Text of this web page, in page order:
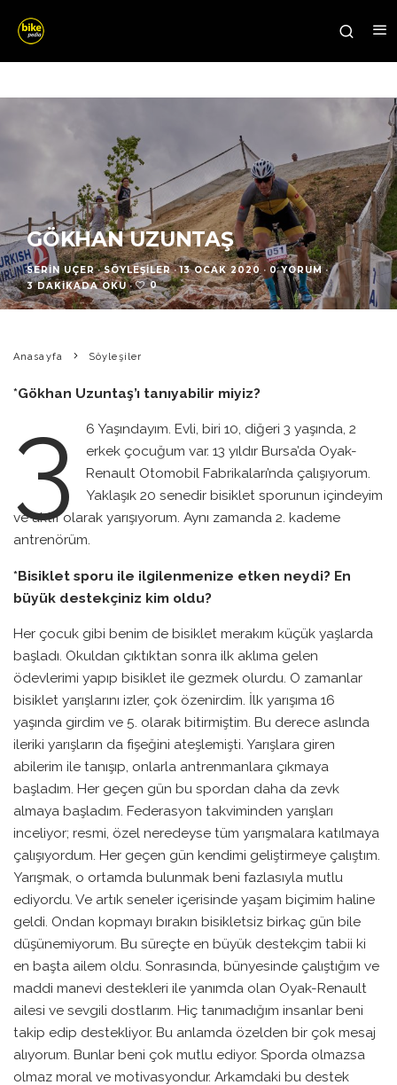
GÖKHAN UZUNTAŞ
SERIN UÇER · SÖYLEŞILER · 13 OCAK 2020 · 0 YORUM ·
3 DAKIKADA OKU · 0
Anasayfa Söyleşiler
*Gökhan Uzuntaş’ı tanıyabilir miyiz?
3
6 Yaşındayım. Evli, biri 10, diğeri 3 yaşında, 2
erkek çocuğum var. 13 yıldır Bursa’da Oyak-
Renault Otomobil Fabrikaları’nda çalışıyorum.
Yaklaşık 20 senedir bisiklet sporunun içindeyim
ve aktif olarak yarışıyorum. Aynı zamanda 2. kademe
antrenörüm.
*Bisiklet sporu ile ilgilenmenize etken neydi? En
büyük destekçiniz kim oldu?
Her çocuk gibi benim de bisiklet merakım küçük yaşlarda
başladı. Okuldan çıktıktan sonra ilk aklıma gelen
ödevlerimi yapıp bisiklet ile gezmek olurdu. O zamanlar
bisiklet yarışlarını izler, çok özenirdim. İlk yarışıma 16
yaşında girdim ve 5. olarak bitirmiştim. Bu derece aslında
ileriki yarışların da fişeğini ateşlemişti. Yarışlara giren
abilerim ile tanışıp, onlarla antrenmanlara çıkmaya
başladım. Her geçen gün bu spordan daha da zevk
almaya başladım. Federasyon takviminden yarışları
inceliyor; resmi, özel neredeyse tüm yarışmalara katılmaya
çalışıyordum. Her geçen gün kendimi geliştirmeye çalıştım.
Yarışmak, o ortamda bulunmak beni fazlasıyla mutlu
ediyordu. Ve artık seneler içerisinde yaşam biçimim haline
geldi. Ondan kopmayı bırakın bisikletsiz birkaç gün bile
düşünemiyorum. Bu süreçte en büyük destekçim tabii ki
en başta ailem oldu. Sonrasında, bünyesinde çalıştığım ve
maddi manevi destekleri ile yanımda olan Oyak-Renault
ailesi ve sevgili dostlarım. Hiç tanımadığım insanlar beni
takip edip destekliyor. Bu anlamda özelden bir çok mesaj
alıyorum. Bunlar beni çok mutlu ediyor. Sporda olmazsa
olmaz moral ve motivasyondur. Arkamdaki bu destek